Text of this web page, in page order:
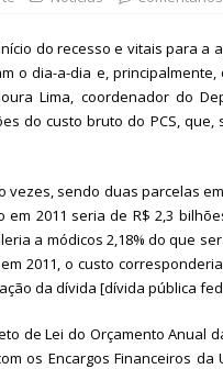
Dia 13 tem paralisação de
do recesso e vitais para a
o dia-a-dia e,
Lima, coordenador do
do custo bruto do PCS, que,
sendo duas parcelas
2011 seria de R$ 2,3
a módicos 2,18% do que
2011, o custo
da dívida [dívida pública
de Lei do Orçamento Anual
os Encargos Financeiros